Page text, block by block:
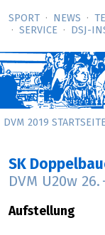
SPORT NEWS
SERVICE
DSJ-­
DVM 2019
SK
DVM U20w 26.
Aufstellung